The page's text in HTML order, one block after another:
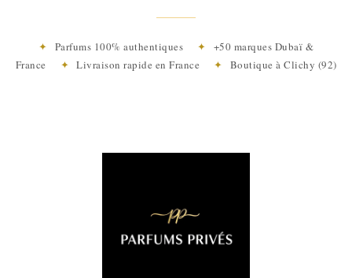
✦ Parfums 100% authentiques ✦ +50 marques Dubaï &
France ✦ Livraison rapide en France ✦ Boutique à Clichy (92)